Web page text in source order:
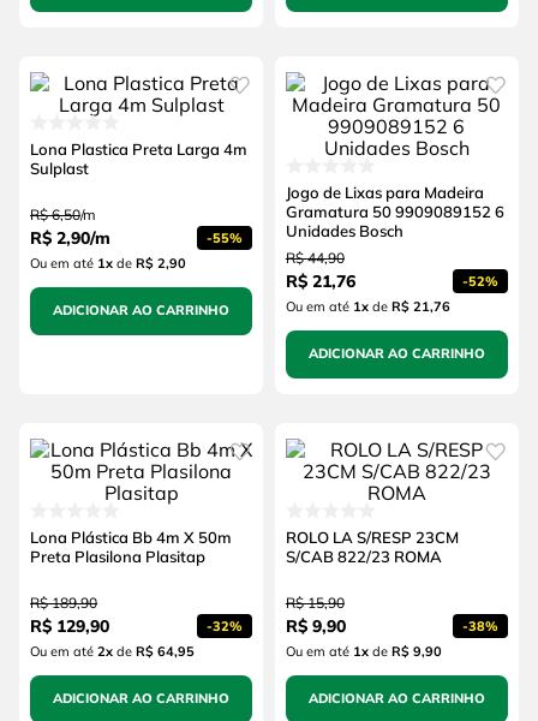
Lona Plastica Preta Larga 4m
Sulplast
R$ 6,50/m
R$ 2,90/m -55%
Ou em até 1xde R$ 2,90
ADICIONAR AO CARRINHO
Jogo de Lixas para Madeira
Gramatura 50 9909089152 6
Unidades Bosch
R$ 44,90
R$ 21,76 -52%
Ou em até 1xde R$ 21,76
ADICIONAR AO CARRINHO
Lona Plástica Bb 4m X 50m
Preta Plasilona Plasitap
R$ 189,90
R$ 129,90 -32%
Ou em até 2xde R$ 64,95
ADICIONAR AO CARRINHO
ROLO LA S/RESP 23CM
S/CAB 822/23 ROMA
R$ 15,90
R$ 9,90 -38%
Ou em até 1xde R$ 9,90
ADICIONAR AO CARRINHO